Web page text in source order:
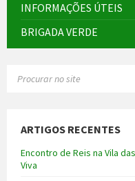
INFORMAÇÕES ÚTEIS
BRIGADA VERDE
ARTIGOS RECENTES
Encontro de Reis na Vila
Viva